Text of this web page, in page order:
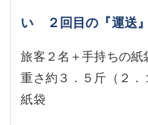
い ２回目の『運送』
旅客２名＋手持ちの紙
重さ約３．５斤（２．
紙袋